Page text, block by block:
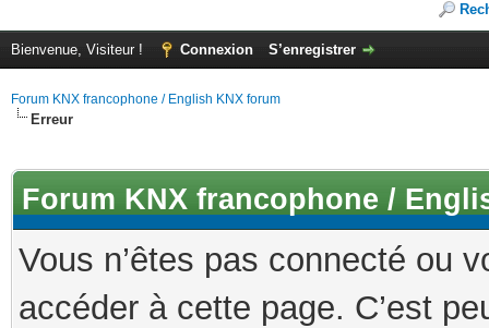
Bienvenue, Visiteur ! Connexion S’enregistrer
Forum KNX francophone / English KNX forum
Erreur
Forum KNX francophone /
Vous n’êtes pas connecté ou
accéder à cette page. C’est